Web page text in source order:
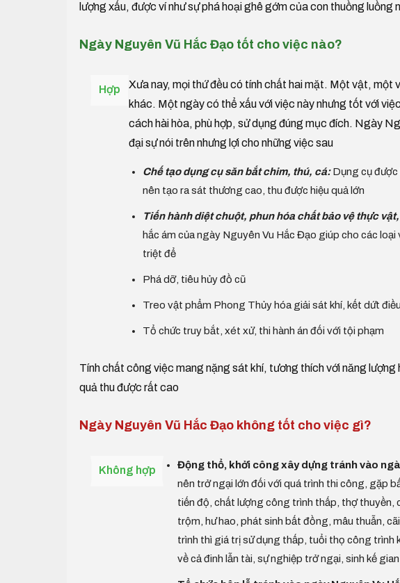
lượng xấu, được ví như sự phá hoại ghê gớm của con thuồng luồng
Ngày Nguyên Vũ Hắc Đạo tốt cho việc nào?
Hợp
Xưa nay, mọi thứ đều có tính chất hai mặt. Một vật, một
khác. Một ngày có thể xấu với việc này nhưng tốt với
cách hài hòa, phù hợp, sử dụng đúng mục đích. Ngày
đại sự nói trên nhưng lợi cho những việc sau
Chế tạo dụng cụ săn bắt chim, thú, cá:Dụng cụ được
nên tạo ra sát thương cao, thu được hiệu quả lớn
Tiến hành diệt chuột, phun hóa chất bảo vệ thực
hắc ám của ngày Nguyên Vu Hắc Đạo giúp cho các
triệt để
Phá dỡ, tiêu hủy đồ cũ
Treo vật phẩm Phong Thủy hóa giải sát khí, kết dứt
Tổ chức truy bắt, xét xử, thi hành án đối với tội phạm
Tính chất công việc mang nặng sát khí, tương thích với năng
quả thu được rất cao
Ngày Nguyên Vũ Hắc Đạo không tốt cho việc gì?
Không hợp Động thổ, khởi công xây dựng tránh vào
nên trở ngại lớn đối với quá trình thi công, gặp
tiến độ, chất lượng công trình thấp, thợ thuyền,
trộm, hư hao, phát sinh bất đồng, mâu thuẫn,
trình thì giá trị sử dụng thấp, tuổi thọ công
về cả đinh lẫn tài, sự nghiệp trở ngại, sinh kế